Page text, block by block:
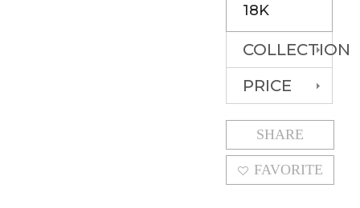
18K
COLLECTION
PRICE
SHARE
FAVORITE